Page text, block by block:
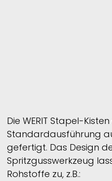
Die WERIT Stapel-
Standardausführung
gefertigt. Das Design
Spritzgusswerkzeug
Rohstoffe zu, z.B.: